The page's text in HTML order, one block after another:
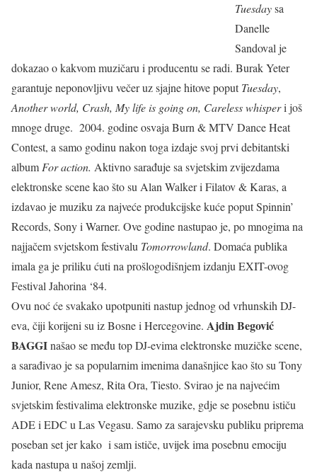
Tuesdaysa
Danelle
Sandoval je
dokazao o kakvom muzičaru i producentu se radi. Burak Yeter
garantuje neponovljivu večer uz sjajne hitove poputTuesday,
Another world, Crash, My life is going on, Careless whisperi još
mnoge druge. 2004. godine osvaja Burn & MTV Dance Heat
Contest, a samo godinu nakon toga izdaje svoj prvi debitantski
album For action. Aktivno sarađuje sa svjetskim zvijezdama
elektronske scene kao što su Alan Walker i Filatov & Karas, a
izdavao je muziku za najveće produkcijske kuće poput Spinnin’
Records, Sony i Warner. Ove godine nastupao je, po mnogima na
najjačem svjetskom festivalu Tomorrowland. Domaća publika
imala ga je priliku ćuti na prošlogodišnjem izdanju EXIT-ovog
Festival Jahorina ‘84.
Ovu noć će svakako upotpuniti nastup jednog od vrhunskih DJ-
eva, čiji korijeni su iz Bosne i Hercegovine. Ajdin Begović
BAGGInašao se među top DJ-evima elektronske muzičke scene,
a sarađivao je sa popularnim imenima današnjice kao što su Tony
Junior, Rene Amesz, Rita Ora, Tiesto. Svirao je na najvećim
svjetskim festivalima elektronske muzike, gdje se posebnu ističu
ADE i EDC u Las Vegasu. Samo za sarajevsku publiku priprema
poseban set jer kako i sam ističe, uvijek ima posebnu emociju
kada nastupa u našoj zemlji.